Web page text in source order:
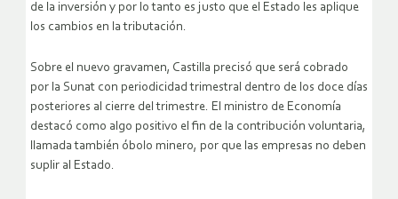
de la inversión y por lo tanto es justo que el Estado les aplique
los cambios en la tributación.
Sobre el nuevo gravamen, Castilla precisó que será cobrado
por la Sunat con periodicidad trimestral dentro de los doce días
posteriores al cierre del trimestre. El ministro de Economía
destacó como algo positivo el fin de la contribución voluntaria,
llamada también óbolo minero, por que las empresas no deben
suplir al Estado.